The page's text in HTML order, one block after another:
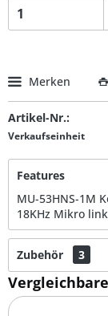
Merken
Artikel-Nr.:
Verkaufseinheit
Features
MU-53HNS-1M
18KHz Mikro
Zubehör 3